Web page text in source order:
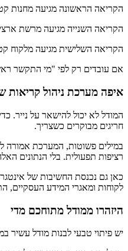
הקריאה הראשונה מגיעה מחנות
הקריאה השנייה מגיעה מרשת
הקריאה השלישית מגיעה מלקוח
אם עובדים רק לפי "מי התקשר
איפה מערכת ניהול קריאות
המודל לא יכול להישאר על נייר.
חריגים מבוקרים כשצריך.
במילים פשוטות, המערכת אמורה
רציפות תפעולית. בלי הנתונים
כאן גם נכנסת החשיבות של
לקוחות ומאגרי המידע העסקיים,
היזהרו ממודל מתוחכם מדי
יש פיתוי טבעי לבנות מודל עשיר